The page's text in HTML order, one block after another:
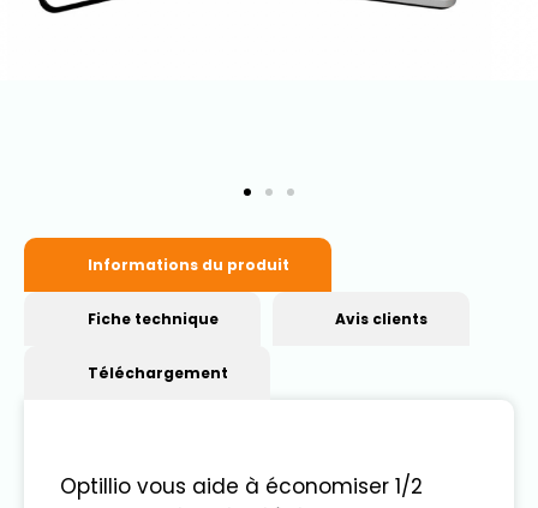
Informations du produit
Fiche technique Avis clients
Téléchargement
Optillio vous aide à économiser 1/2